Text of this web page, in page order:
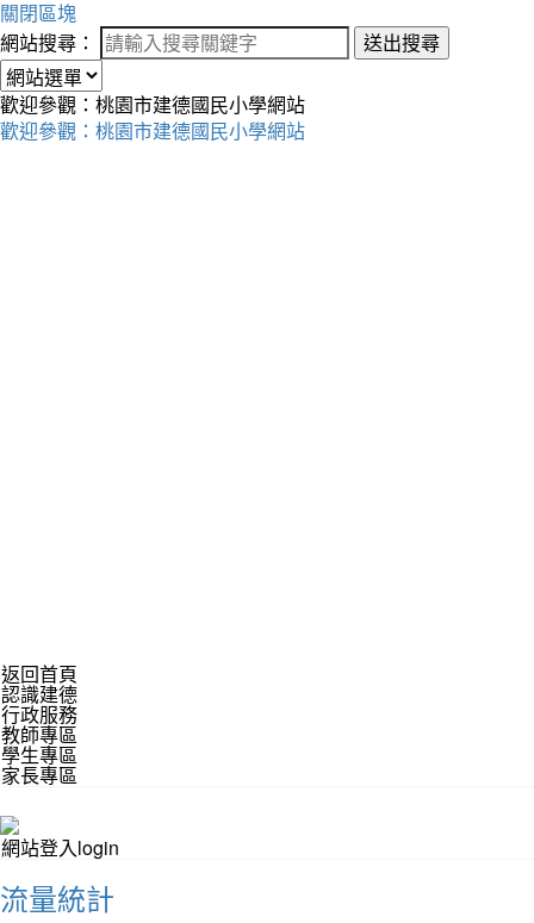
關閉區塊
網站搜尋：
送出搜尋
歡迎參觀：桃園市建德國民小學網站
歡迎參觀：桃園市建德國民小學網站
返回首頁
認識建德
行政服務
教師專區
學生專區
家長專區
網站登入login
流量統計